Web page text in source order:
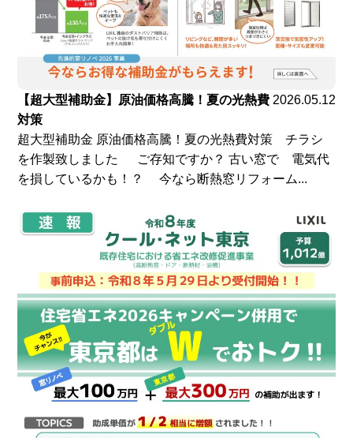
【超大型補助金】原油価格高騰！夏の光熱費
対策
2026.05.12
超大型補助金 原油価格高騰！夏の光熱費対策 チラシ
を作製致しました ご存知ですか？ 古い窓で 電気代
を損しているかも！？ 今なら断熱窓リフォーム...